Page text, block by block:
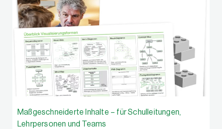
Maßgeschneiderte Inhalte – für Schulleitungen,
Lehrpersonen und Teams